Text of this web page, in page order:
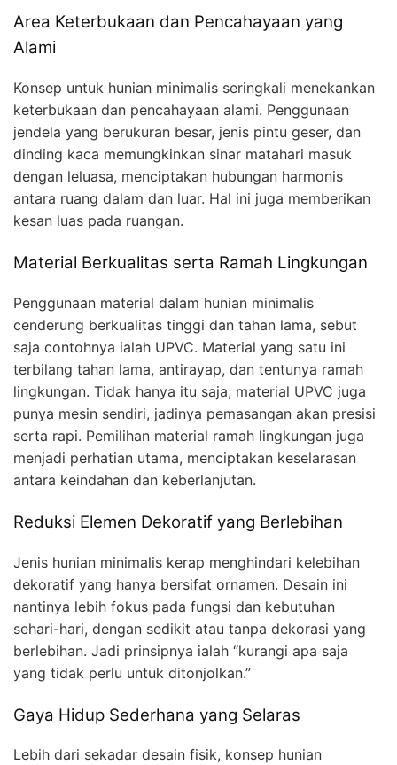
Area Keterbukaan dan Pencahayaan yang
Alami
Konsep untuk hunian minimalis seringkali menekankan
keterbukaan dan pencahayaan alami. Penggunaan
jendela yang berukuran besar, jenis pintu geser, dan
dinding kaca memungkinkan sinar matahari masuk
dengan leluasa, menciptakan hubungan harmonis
antara ruang dalam dan luar. Hal ini juga memberikan
kesan luas pada ruangan.
Material Berkualitas serta Ramah Lingkungan
Penggunaan material dalam hunian minimalis
cenderung berkualitas tinggi dan tahan lama, sebut
saja contohnya ialah UPVC. Material yang satu ini
terbilang tahan lama, antirayap, dan tentunya ramah
lingkungan. Tidak hanya itu saja, material UPVC juga
punya mesin sendiri, jadinya pemasangan akan presisi
serta rapi. Pemilihan material ramah lingkungan juga
menjadi perhatian utama, menciptakan keselarasan
antara keindahan dan keberlanjutan.
Reduksi Elemen Dekoratif yang Berlebihan
Jenis hunian minimalis kerap menghindari kelebihan
dekoratif yang hanya bersifat ornamen. Desain ini
nantinya lebih fokus pada fungsi dan kebutuhan
sehari-hari, dengan sedikit atau tanpa dekorasi yang
berlebihan. Jadi prinsipnya ialah “kurangi apa saja
yang tidak perlu untuk ditonjolkan.”
Gaya Hidup Sederhana yang Selaras
Lebih dari sekadar desain fisik, konsep hunian